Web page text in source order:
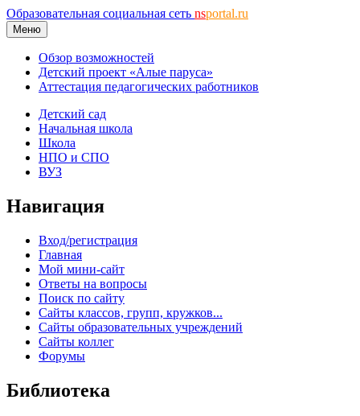
Образовательная социальная сеть nsportal.ru
Меню
Обзор возможностей
Детский проект «Алые паруса»
Аттестация педагогических работников
Детский сад
Начальная школа
Школа
НПО и СПО
ВУЗ
Навигация
Вход/регистрация
Главная
Мой мини-сайт
Ответы на вопросы
Поиск по сайту
Сайты классов, групп, кружков...
Сайты образовательных учреждений
Сайты коллег
Форумы
Библиотека